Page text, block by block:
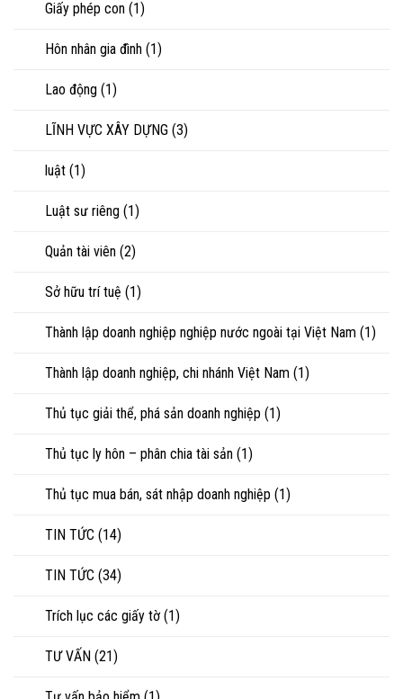
Giấy phép con (1)
Hôn nhân gia đình (1)
Lao động (1)
LĨNH VỰC XÂY DỰNG (3)
luật (1)
Luật sư riêng (1)
Quản tài viên (2)
Sở hữu trí tuệ (1)
Thành lập doanh nghiệp nghiệp nước ngoài tại Việt Nam (1)
Thành lập doanh nghiệp, chi nhánh Việt Nam (1)
Thủ tục giải thể, phá sản doanh nghiệp (1)
Thủ tục ly hôn – phân chia tài sản (1)
Thủ tục mua bán, sát nhập doanh nghiệp (1)
TIN TỨC (14)
TIN TỨC (34)
Trích lục các giấy tờ (1)
TƯ VẤN (21)